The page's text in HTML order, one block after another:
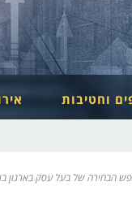
וחטיבות
הבחירה של בעל עסק בארגון